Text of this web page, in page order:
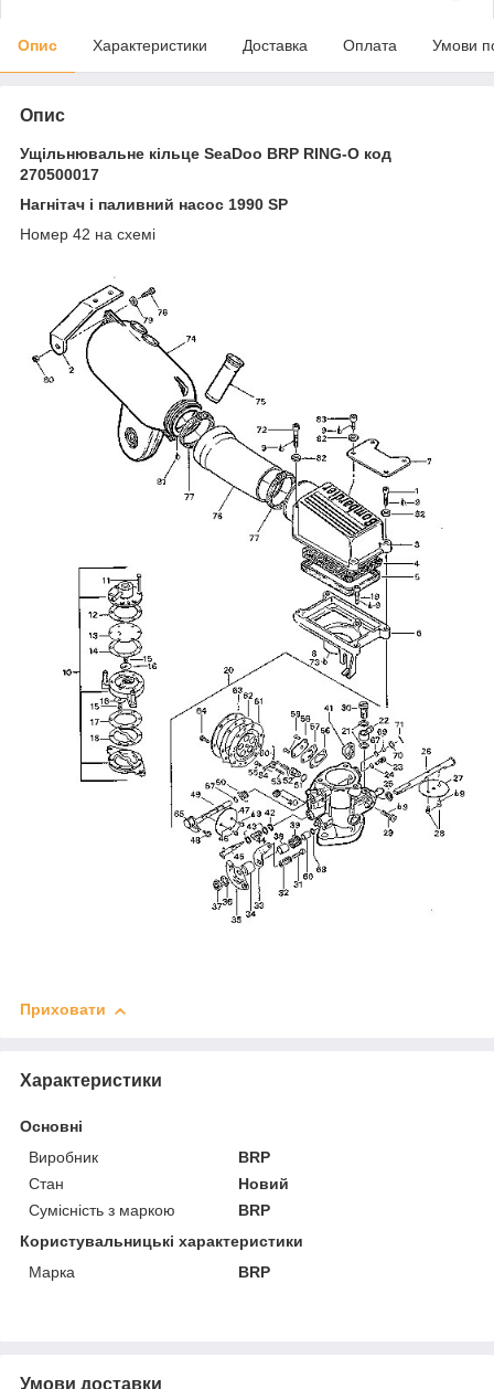
Опис Характеристики Доставка Оплата Умови
Опис
Ущільнювальне кільце SeaDoo BRP RING-O код
270500017
Нагнітач і паливний насос 1990 SP
Номер 42 на схемі
Приховати
Характеристики
Основні
Виробник
BRP
Стан
Новий
Сумісність з маркою
BRP
Користувальницькі характеристики
Марка
BRP
Умови доставки